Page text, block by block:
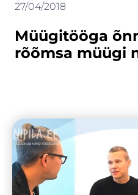
27/04/2018
Müügitööga
rõõmsa müügi